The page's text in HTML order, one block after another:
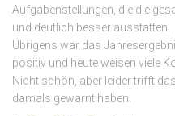
Aufgabenstellungen, die die
und deutlich besser ausstatten.
Übrigens war das
positiv und heute weisen viele
Nicht schön, aber leider trifft
damals gewarnt haben.